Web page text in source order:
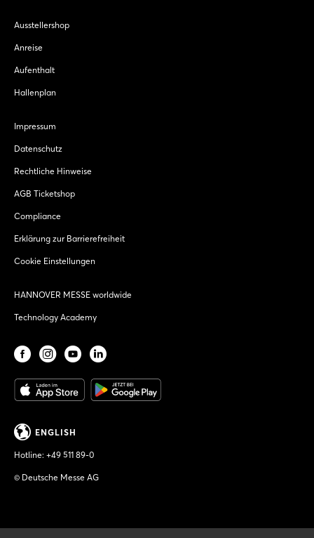
Ausstellershop
Anreise
Aufenthalt
Hallenplan
Impressum
Datenschutz
Rechtliche Hinweise
AGB Ticketshop
Compliance
Erklärung zur Barrierefreiheit
Cookie Einstellungen
HANNOVER MESSE worldwide
Technology Academy
ENGLISH
Hotline: +49 511 89-0
© Deutsche Messe AG